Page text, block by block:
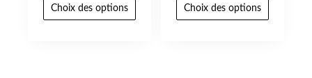
Choix des options Choix des options